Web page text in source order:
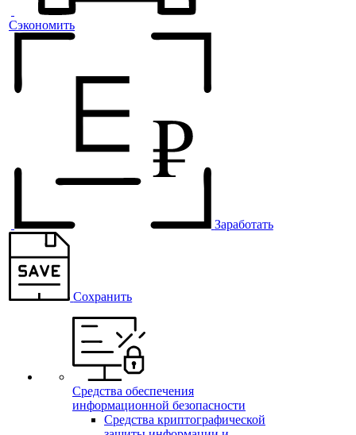
Сэкономить
Заработать
Сохранить
Средства обеспечения
информационной безопасности
Средства криптографической